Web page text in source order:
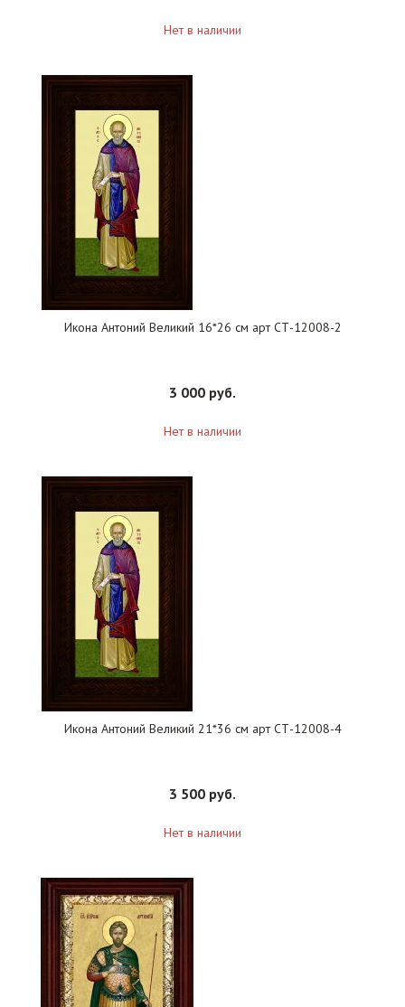
Нет в наличии
Икона Антоний Великий 16*26 см арт СТ-12008-2
3 000 руб.
Нет в наличии
Икона Антоний Великий 21*36 см арт СТ-12008-4
3 500 руб.
Нет в наличии